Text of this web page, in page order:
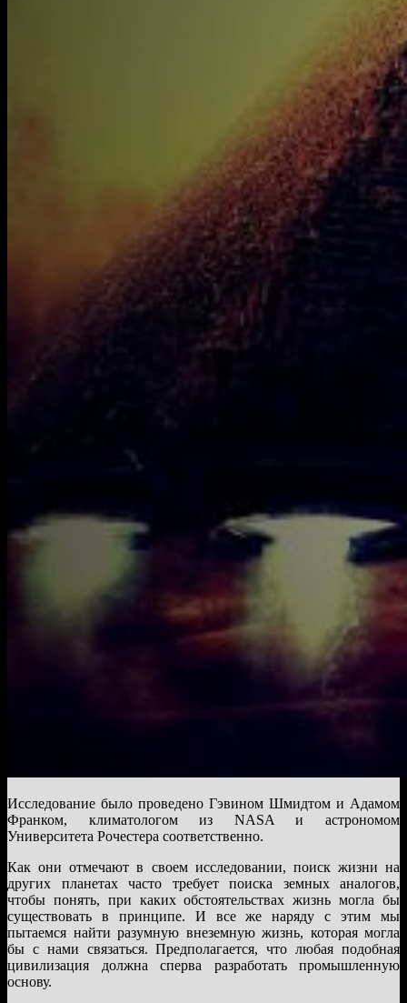
Исследование было проведено Гэвином Шмидтом и Адамом
Франком, климатологом из NASA и астрономом
Университета Рочестера соответственно.
Как они отмечают в своем исследовании, поиск жизни на
других планетах часто требует поиска земных аналогов,
чтобы понять, при каких обстоятельствах жизнь могла бы
существовать в принципе. И все же наряду с этим мы
пытаемся найти разумную внеземную жизнь, которая могла
бы с нами связаться. Предполагается, что любая подобная
цивилизация должна сперва разработать промышленную
основу.